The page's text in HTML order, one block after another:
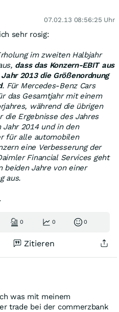
07.02.13 08:56:25 Uhr
sehr rosig:
im zweiten Halbjahr
dass das Konzern-EBIT aus
2013 die Größenordnung
. Für Mercedes-Benz Cars
das Gesamtjahr mit einem
während die übrigen
Ergebnisse des Jahres
2014 und in den
für alle automobilen
eine Verbesserung der
Financial Services geht
beiden Jahre von einer
aus.
0 0 0
Zitieren
was mit meinem
trade bei der commerzbank